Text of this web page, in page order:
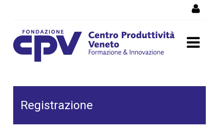
Registrazione
Registrazione